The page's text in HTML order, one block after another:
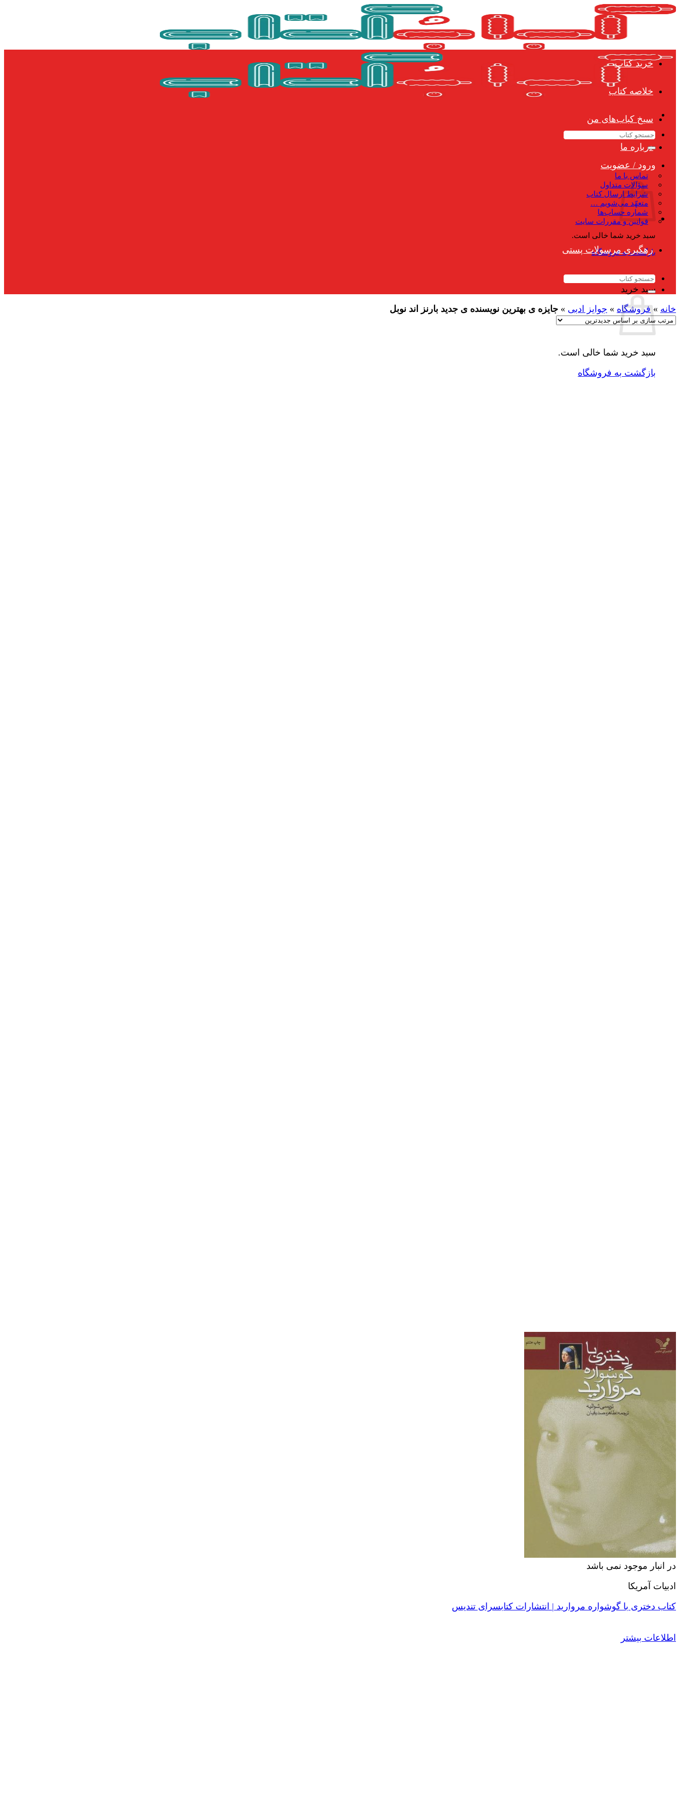
Skip
جستجو
برای:
ورود / عضویت
سبد خرید شما خالی است.
بازگشت به فروشگاه
سبد خرید
سبد خرید شما خالی است.
بازگشت به فروشگاه
خرید کتاب
خلاصه کتاب
سیخ کباب‌های من
درباره ما
تماس با ما
سؤالات متداول
شرایط ارسال کتاب
متعهّد می‌شویم …
شماره حساب‌ها
قوانین و مقررات سایت
رهگیری مرسولات پستی
جستجو
برای:
خانه » فروشگاه » جوایز ادبی » جایزه ی بهترین نویسنده ی جدید بارنز اند نوبل
در انبار موجود نمی باشد
ادبیات آمریکا
کتاب دختری با گوشواره مروارید | انتشارات کتابسرای تندیس
اطلاعات بیشتر